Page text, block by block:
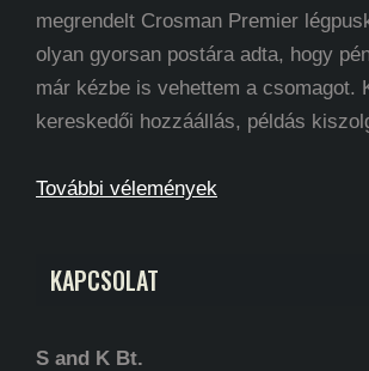
megrendelt Crosman Premier
olyan gyorsan postára adta, hogy
már kézbe is vehettem a csomagot.
kereskedői hozzáállás, példás
További vélemények
KAPCSOLAT
S and K Bt.